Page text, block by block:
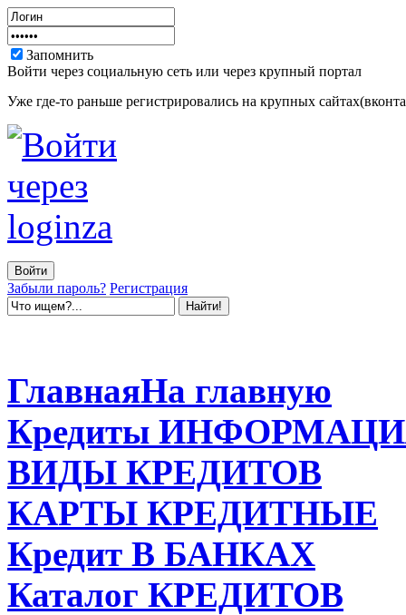
Запомнить
Войти через социальную сеть или через крупный портал
Уже где-то раньше регистрировались на крупных
Забыли пароль? Регистрация
ГлавнаяНа главную
Кредиты
ВИДЫ КРЕДИТОВ
КАРТЫ КРЕДИТНЫЕ
Кредит В БАНКАХ
Каталог КРЕДИТОВ